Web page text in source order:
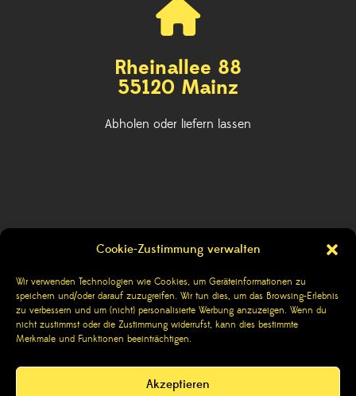
Cookie-Zustimmung verwalten
Wir verwenden Technologien wie Cookies, um Geräteinformationen zu
speichern und/oder darauf zuzugreifen. Wir tun dies, um das Browsing-Erlebnis
zu verbessern und um (nicht) personalisierte Werbung anzuzeigen. Wenn du
nicht zustimmst oder die Zustimmung widerrufst, kann dies bestimmte
Merkmale und Funktionen beeinträchtigen.
Akzeptieren
Rheinallee 88
55120 Mainz
Abholen oder liefern lassen
Impressum
Datenschutzerklärung